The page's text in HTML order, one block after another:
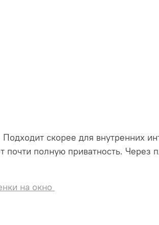
скорее для внутренних
почти полную приватность. Через
на окно